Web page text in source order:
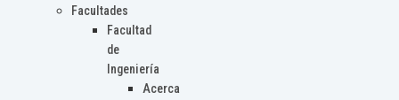
Facultades
Facultad
de
Ingeniería
Acerca